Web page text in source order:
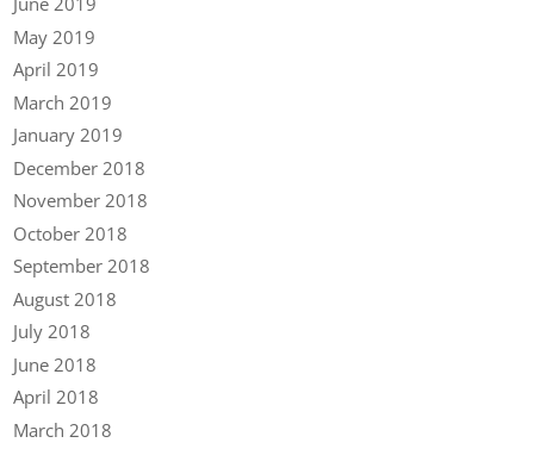
May 2019
April 2019
March 2019
January 2019
December 2018
November 2018
October 2018
September 2018
August 2018
July 2018
June 2018
April 2018
March 2018